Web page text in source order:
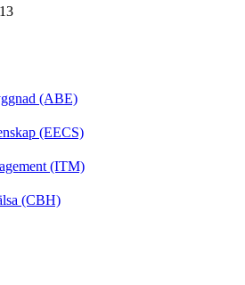
(ABE)
(EECS)
(ITM)
(CBH)